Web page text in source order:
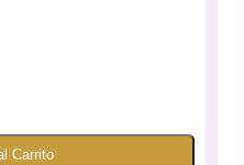
Carrito